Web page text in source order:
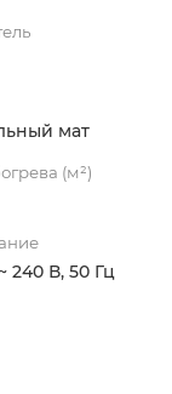
мат
(м²)
240 В, 50 Гц